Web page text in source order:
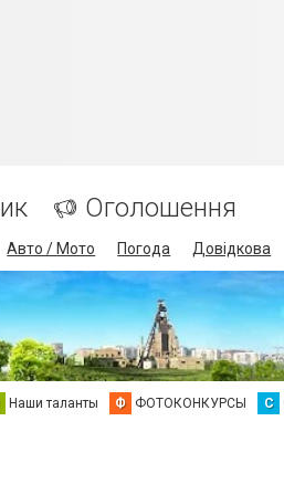
Оголошення
Авто / Мото Погода Довідкова
Наши таланты Ф ФОТОКОНКУРСЫ С